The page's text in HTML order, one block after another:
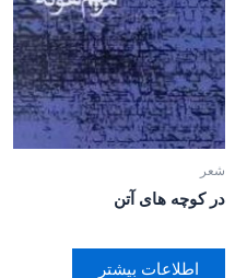
شعر
در کوچه های آتن
اطلاعات بیشتر